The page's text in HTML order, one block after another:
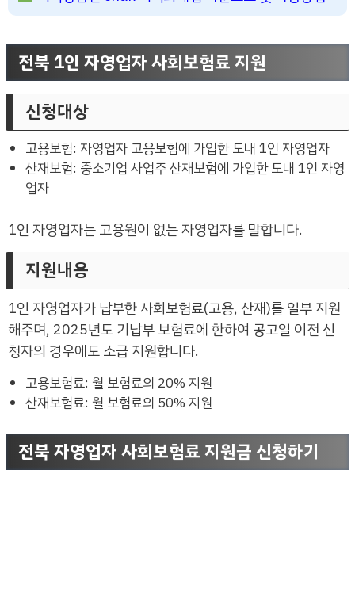
전북 1인 자영업자 사회보험료 지원
신청대상
고용보험: 자영업자 고용보험에 가입한 도내 1인 자영업자
산재보험: 중소기업 사업주 산재보험에 가입한 도내 1인 자영
업자
1인 자영업자는 고용원이 없는 자영업자를 말합니다.
지원내용
1인 자영업자가 납부한 사회보험료(고용, 산재)를 일부 지원
해주며, 2025년도 기납부 보험료에 한하여 공고일 이전 신
청자의 경우에도 소급 지원합니다.
고용보험료: 월 보험료의 20% 지원
산재보험료: 월 보험료의 50% 지원
전북 자영업자 사회보험료 지원금 신청하기